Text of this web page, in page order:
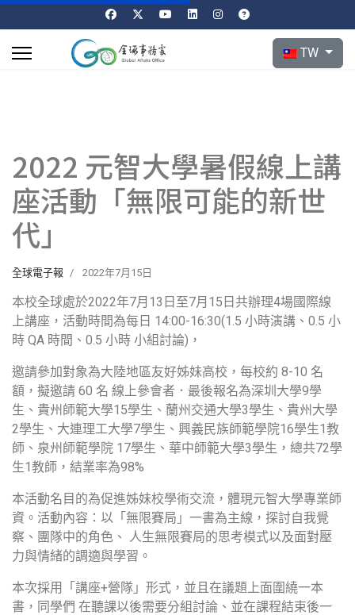
選擇你的語言
TW
2022 元智大學暑假線上講
座活動「無限可能的新世
代」
全球電子報 2022年7月15日
本校全球處於2022年7月13日至7月15日共辦理4場國際線
上講座，活動時間為每日 14:00-16:30(1.5 小時演講、0.5 小
時 QA 時間、0.5 小時 小組討論)，
邀請參加對象為大陸地區友好姊妹高校，每校約 8-10 名
額，擬邀請 60 名 線上參會者．最後報名為深圳大學9學
生、貴州師範大學15學生、蘭州交通大學3學生、貴州大學
2學生、大連理工大學7學生、興義民族師範學院16學生1教
師、泉州師範學院 17學生、華中師範大學3學生，總共72學
生1教師，結業率為98%
本活動名目的為促進姊妹校學術交流，體現元智大學專業師
資。活動內容：以「無限賽局」一書為主線，探討自我覺
察、團隊中的角色、 人生無限賽局的思考模式以及面對壓
力與情緒的調適與學習。
本次採用「講座+營隊」形式，並且在議題上面圍繞一本
書，同學們 在聽課以後需要分組討論、並在課程結束後一